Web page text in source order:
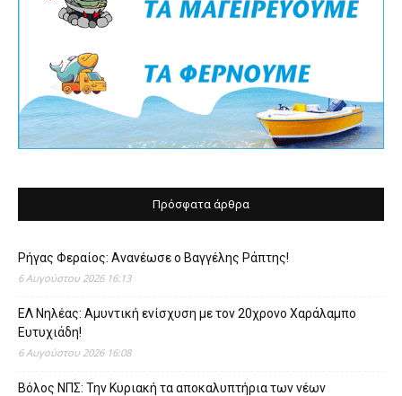
Πρόσφατα άρθρα
Ρήγας Φεραίος: Ανανέωσε ο Βαγγέλης Ράπτης!
6 Αυγούστου 2026 16:13
ΕΛ Νηλέας: Αμυντική ενίσχυση με τον 20χρονο Χαράλαμπο
Ευτυχιάδη!
6 Αυγούστου 2026 16:08
Βόλος ΝΠΣ: Την Κυριακή τα αποκαλυπτήρια των νέων